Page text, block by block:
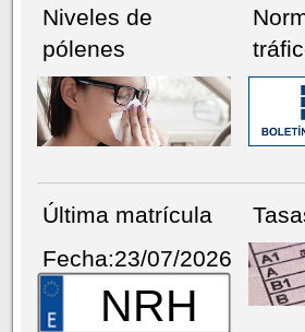
Niveles de
pólenes
Última matrícula
Fecha:23/07/2026
NRH